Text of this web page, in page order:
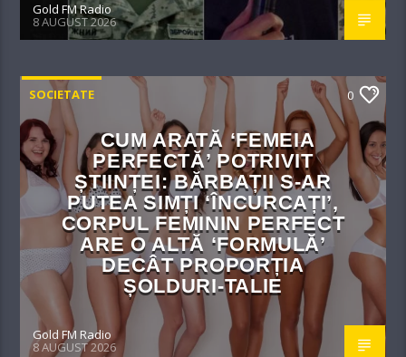
Gold FM Radio
8 AUGUST 2026
SOCIETATE 0
CUM ARATĂ ‘FEMEIA
PERFECTĂ’ POTRIVIT
ȘTIINȚEI: BĂRBAȚII S-AR
PUTEA SIMȚI ‘ÎNCURCAȚI’,
CORPUL FEMININ PERFECT
ARE O ALTĂ ‘FORMULĂ’
DECÂT PROPORȚIA
ȘOLDURI-TALIE
Gold FM Radio
8 AUGUST 2026